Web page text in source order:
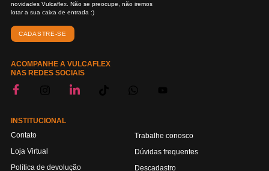
novidades Vulcaflex. Não se preocupe, não iremos
lotar a sua caixa de entrada :)
CADASTRE-SE
ACOMPANHE A VULCAFLEX
NAS REDES SOCIAIS
INSTITUCIONAL
Contato
Loja Virtual
Política de devolução
Trabalhe conosco
Dúvidas frequentes
Descadastro